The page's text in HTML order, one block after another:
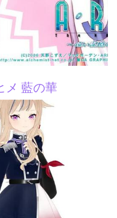
メ 藍の華